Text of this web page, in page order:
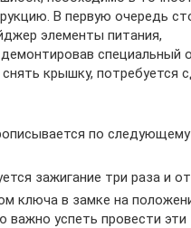
В первую очередь
элементы питания,
специальный
крышку, потребуется
по следующему
зажигание три раза и
ключа в замке на
важно успеть провести эти